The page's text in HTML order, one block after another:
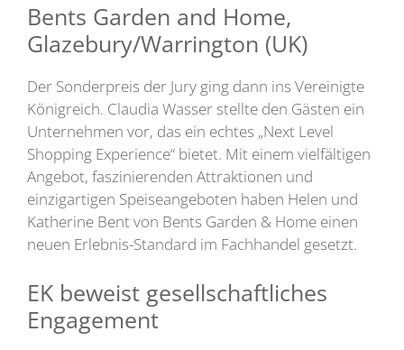
Bents Garden and Home,
Glazebury/Warrington (UK)
Der Sonderpreis der Jury ging dann ins Vereinigte
Königreich. Claudia Wasser stellte den Gästen ein
Unternehmen vor, das ein echtes „Next Level
Shopping Experience“ bietet. Mit einem vielfältigen
Angebot, faszinierenden Attraktionen und
einzigartigen Speiseangeboten haben Helen und
Katherine Bent von Bents Garden & Home einen
neuen Erlebnis-Standard im Fachhandel gesetzt.
EK beweist gesellschaftliches
Engagement